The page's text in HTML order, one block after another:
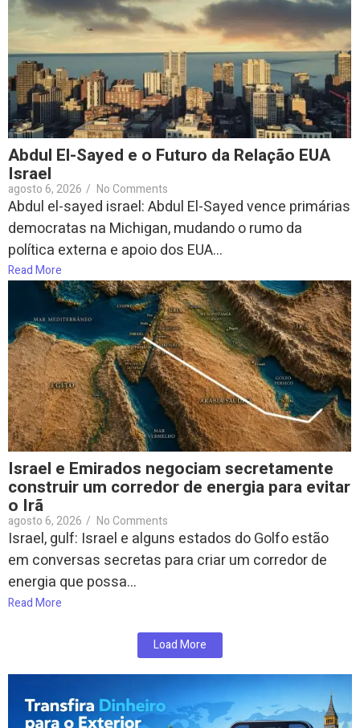
Abdul El-Sayed e o Futuro da Relação EUA
Israel
agosto 6, 2026 / No Comments
Abdul el-sayed israel: Abdul El-Sayed vence primárias
democratas na Michigan, mudando o rumo da
política externa e apoio dos EUA...
Read More
Israel e Emirados negociam secretamente
construir um corredor de energia para evitar
o Irã
agosto 6, 2026 / No Comments
Israel, gulf: Israel e alguns estados do Golfo estão
em conversas secretas para criar um corredor de
energia que possa...
Read More
Load More